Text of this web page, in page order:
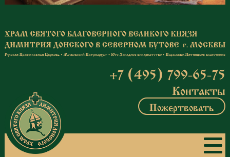
+7 (495) 799-65-75
Контакты
Пожертвовать